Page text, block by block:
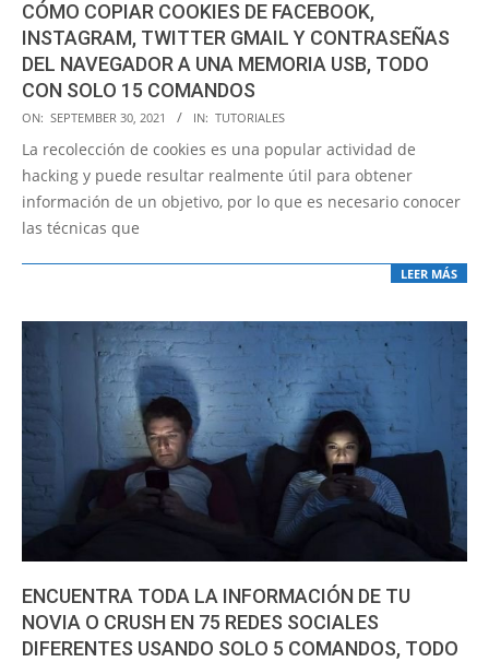
CÓMO COPIAR COOKIES DE FACEBOOK,
INSTAGRAM, TWITTER GMAIL Y CONTRASEÑAS
DEL NAVEGADOR A UNA MEMORIA USB, TODO
CON SOLO 15 COMANDOS
2021-
09-
30
ON: SEPTEMBER 30, 2021 IN: TUTORIALES
La recolección de cookies es una popular actividad de
hacking y puede resultar realmente útil para obtener
información de un objetivo, por lo que es necesario conocer
las técnicas que
LEER MÁS
ENCUENTRA TODA LA INFORMACIÓN DE TU
NOVIA O CRUSH EN 75 REDES SOCIALES
DIFERENTES USANDO SOLO 5 COMANDOS, TODO